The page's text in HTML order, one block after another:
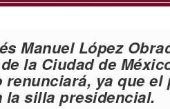
Manuel López
la Ciudad de
ya que el
la silla presidencial.